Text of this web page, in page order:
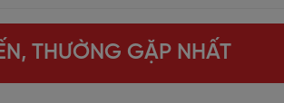
THƯỜNG GẶP NHẤT